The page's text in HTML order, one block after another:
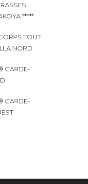
*****
TOUT
NORD
GARDE-
GARDE-